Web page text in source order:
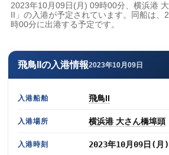
2023年10月09日(月) 09時00分、横浜港
II」の入港が予定されています。同船は、
時00分に出港する予定です。
飛鳥IIの入港情報2023年10月09日
入港船舶 飛鳥II
入港場所 横浜港 大さん橋埠頭
入港時刻 2023年10月09日(月
ログイン状態を保持
新規登録 パスワードを忘れた方